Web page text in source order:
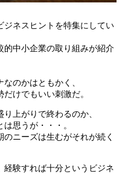
ジネスヒントを特集にしてい
的中小企業の取り組みが紹介
のかはともかく、
けでもいい刺激だ。
上がりで終わるのか、
思うが・・・。
ニーズは生むがそれが続く
験すれば十分というビジネ